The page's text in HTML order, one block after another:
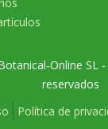
Online SL
reservados
Política de